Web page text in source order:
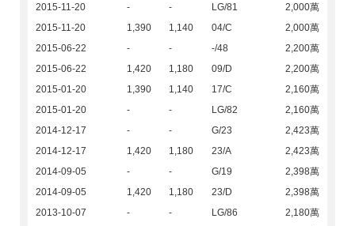
2015-11-20
- - LG/81
2,000萬
2015-11-20
1,390 1,140 04/C
2,000萬
2015-06-22
- - -/48
2,200萬
2015-06-22
1,420 1,180 09/D
2,200萬
2015-01-20
1,390 1,140 17/C
2,160萬
2015-01-20
- - LG/82
2,160萬
2014-12-17
- - G/23
2,423萬
2014-12-17
1,420 1,180 23/A
2,423萬
2014-09-05
- - G/19
2,398萬
2014-09-05
1,420 1,180 23/D
2,398萬
2013-10-07
- - LG/86
2,180萬